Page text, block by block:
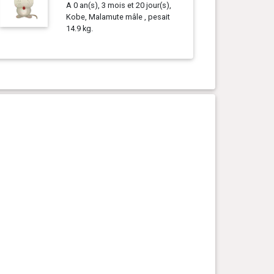
A 0 an(s), 3 mois et 20 jour(s),
Kobe, Malamute mâle , pesait
14.9 kg.